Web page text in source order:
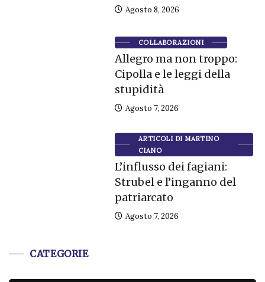
Agosto 8, 2026
COLLABORAZIONI
Allegro ma non troppo:
Cipolla e le leggi della
stupidità
Agosto 7, 2026
ARTICOLI DI MARTINO
CIANO
L’influsso dei fagiani:
Strubel e l’inganno del
patriarcato
Agosto 7, 2026
CATEGORIE